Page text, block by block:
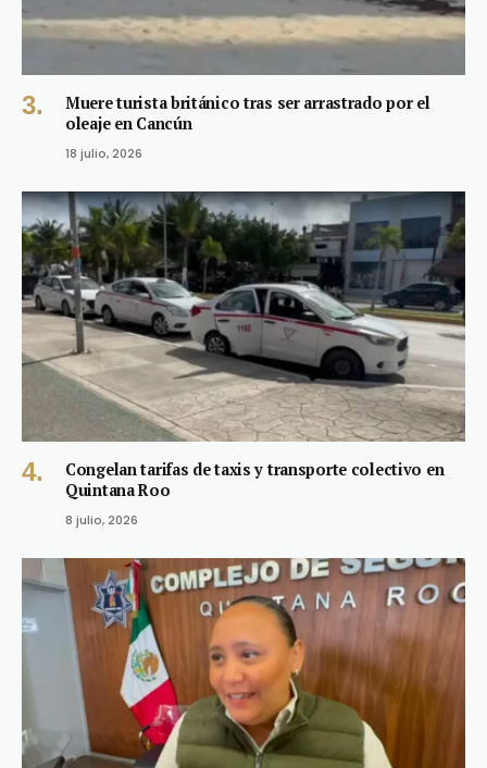
Muere turista británico tras ser arrastrado por el
oleaje en Cancún
18 julio, 2026
Congelan tarifas de taxis y transporte colectivo en
Quintana Roo
8 julio, 2026